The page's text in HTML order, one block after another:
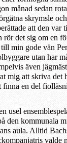
månad sedan
skrymsle
e att den var
det sig om en
min gode vän
utan har
även
tmig att skriva det
finna en del fiol
usel
den kommunala
aula. Alltid
jatris valde